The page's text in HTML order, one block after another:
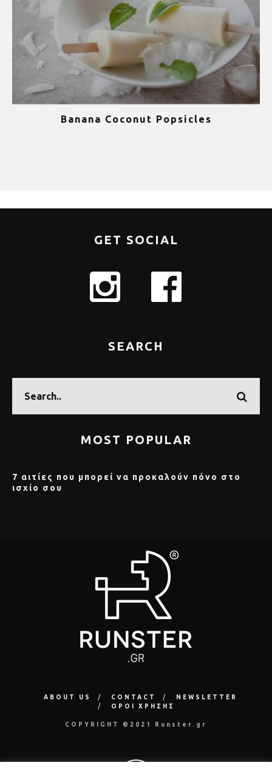
Banana Coconut Popsicles
GET SOCIAL
SEARCH
MOST POPULAR
7 αιτίες που μπορεί να προκαλούν πόνο στο
ισχίο σου
ABOUT US CONTACT
NEWSLETTER
ΟΡΟΙ ΧΡΗΣΗΣ
COPYRIGHT ©2021 Runster.gr